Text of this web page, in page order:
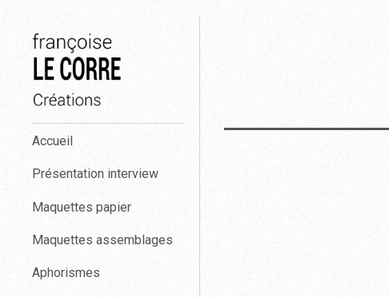
contenu
Françoise
Le
créations.
Accueil
Présentation interview
Maquettes papier
Maquettes assemblages
Aphorismes